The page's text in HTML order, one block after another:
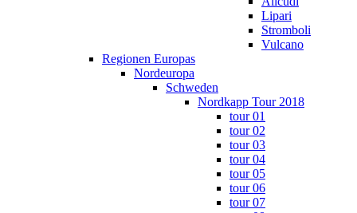
Lipari
Stromboli
Vulcano
Regionen Europas
Nordeuropa
Schweden
Nordkapp Tour 2018
tour 01
tour 02
tour 03
tour 04
tour 05
tour 06
tour 07